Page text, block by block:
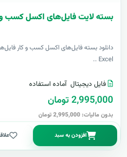
بسته لایت فایل‌های اکسل کسب و
دانلود بسته فایل‌های اکسل کسب و کار
Excel ..
فایل دیجیتال آماده استفاده
2,995,000 تومان
بدون مالیات: 2,995,000 تومان
افزودن به سبد